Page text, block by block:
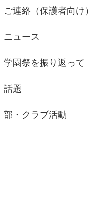
ご連絡（保護者向け）
ニュース
学園祭を振り返って
話題
部・クラブ活動